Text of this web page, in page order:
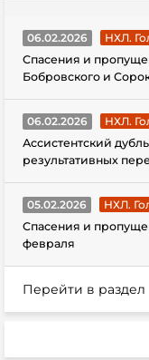
06.02.2026
НХЛ.
Спасения и
Бобровского и
06.02.2026
НХЛ.
Ассистентский
результативных
05.02.2026
НХЛ.
Спасения и
февраля
Перейти в раздел